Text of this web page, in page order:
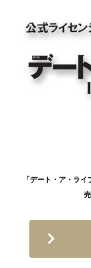
「デート・ア・ラ